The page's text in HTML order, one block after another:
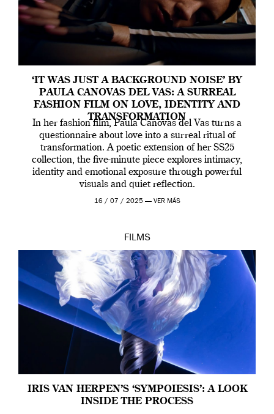
‘IT WAS JUST A BACKGROUND NOISE’ BY
PAULA CANOVAS DEL VAS: A SURREAL
FASHION FILM ON LOVE, IDENTITY AND
TRANSFORMATION
In her fashion film, Paula Canovas del Vas turns a
questionnaire about love into a surreal ritual of
transformation. A poetic extension of her SS25
collection, the five-minute piece explores intimacy,
identity and emotional exposure through powerful
visuals and quiet reflection.
16 / 07 / 2025 — VER MÁS
FILMS
IRIS VAN HERPEN’S ‘SYMPOIESIS’: A LOOK
INSIDE THE PROCESS